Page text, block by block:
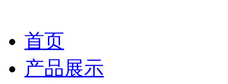
首页
产品展示